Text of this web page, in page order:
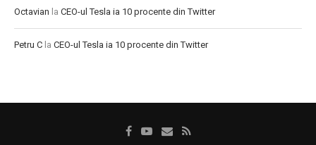
Octavian la CEO-ul Tesla ia 10 procente din Twitter
Petru C la CEO-ul Tesla ia 10 procente din Twitter